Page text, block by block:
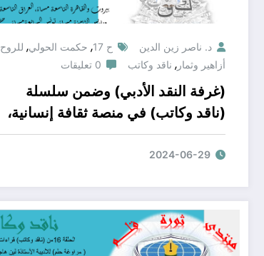
د. ناصر زين الدين ح 17 , حكمت الحولي, للروح
أزاهير وثمار , ناقد وكاتب 0 تعليقات
(غرفة النقد الأدبي) وضمن سلسلة
(ناقد وكاتب) في منصة ثقافة إنسانية،
ومنتدى ثورة قلم؛ أن نقدم لكم، ومن
نايف الخولي عن ديوان شعره (للروح
أزاهير وثمار).
2024-06-29